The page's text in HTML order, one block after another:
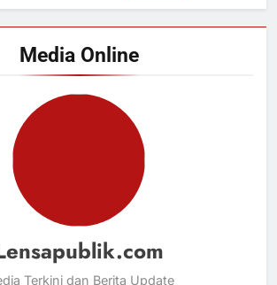
Media Online
Terkini dan Berita Update